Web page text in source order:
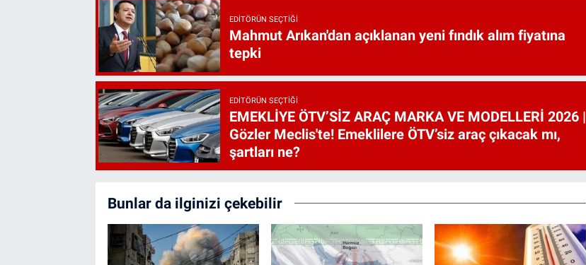
EDITÖRÜN SEÇTIĞI
Mahmut Arıkan'dan açıklanan yeni fındık alım fiyatına
tepki
EDITÖRÜN SEÇTIĞI
EMEKLİYE ÖTV’SİZ ARAÇ MARKA VE MODELLERİ 2026 |
Gözler Meclis'te! Emeklilere ÖTV’siz araç çıkacak mı,
şartları ne?
Bunlar da ilginizi çekebilir